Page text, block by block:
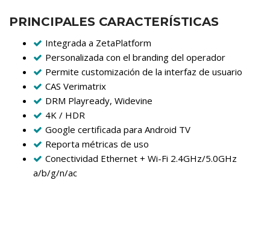
PRINCIPALES CARACTERÍSTICAS
Integrada a ZetaPlatform
Personalizada con el branding del operador
Permite customización de la interfaz de usuario
CAS Verimatrix
DRM Playready, Widevine
4K / HDR
Google certificada para Android TV
Reporta métricas de uso
Conectividad Ethernet + Wi-Fi 2.4GHz/5.0GHz
a/b/g/n/ac